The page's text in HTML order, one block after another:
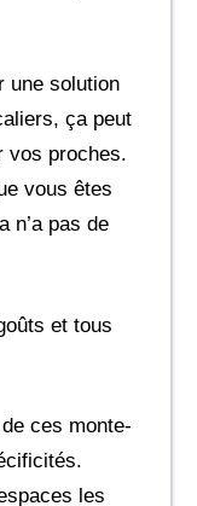
une solution
ça peut
vos proches.
vous êtes
n’a pas de
et tous
ces monte-
les